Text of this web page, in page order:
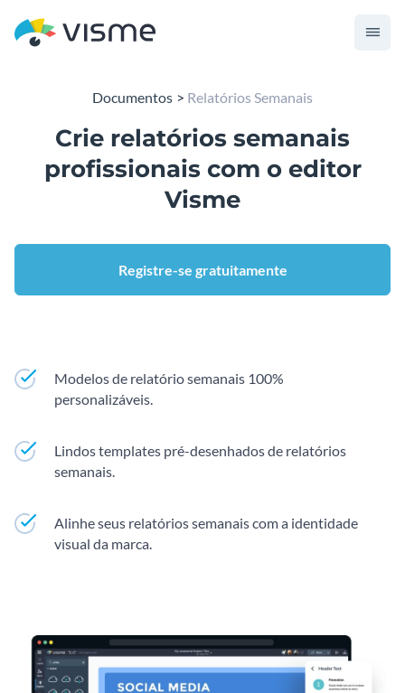
Documentos Relatórios Semanais
Crie relatórios semanais
profissionais com o editor
Visme
Registre-se gratuitamente
Modelos de relatório semanais 100%
personalizáveis.
Lindos templates pré-desenhados de relatórios
semanais.
Alinhe seus relatórios semanais com a identidade
visual da marca.